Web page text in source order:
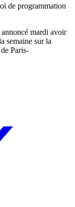
de programmation
mardi avoir
semaine sur la
Paris-